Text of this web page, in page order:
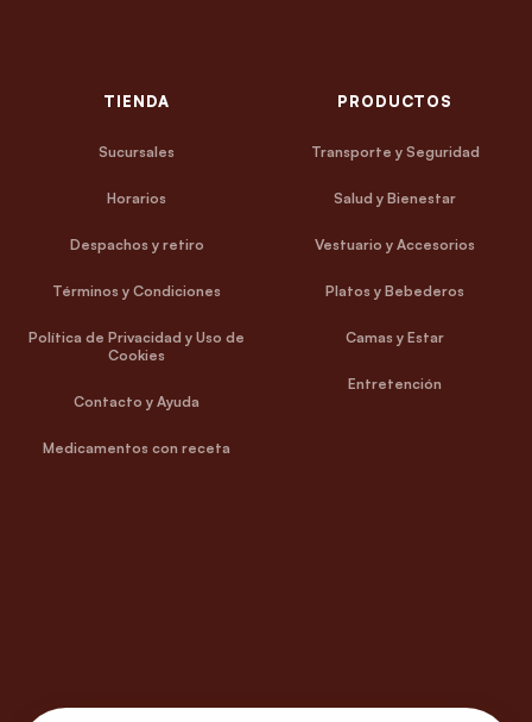
TIENDA
Sucursales
Horarios
Despachos y retiro
Términos y Condiciones
Política de Privacidad y Uso de
Cookies
Contacto y Ayuda
Medicamentos con receta
PRODUCTOS
Transporte y Seguridad
Salud y Bienestar
Vestuario y Accesorios
Platos y Bebederos
Camas y Estar
Entretención